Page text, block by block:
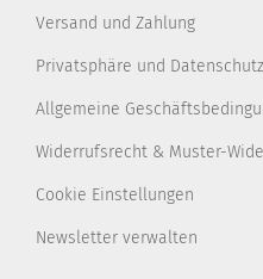
Versand und Zahlung
Privatsphäre und Datenschutz
Allgemeine
Widerrufsrecht & Muster-
Cookie Einstellungen
Newsletter verwalten